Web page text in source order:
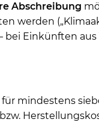
Abschreibung
werden
bei Einkünften
für mindestens